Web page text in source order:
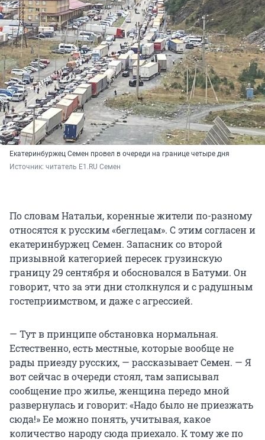
Екатеринбуржец Семен провел в очереди на границе четыре дня
Источник: читатель E1.RU Семен
По словам Натальи, коренные жители по-разному
относятся к русским «беглецам». С этим согласен и
екатеринбуржец Семен. Запасник со второй
призывной категорией пересек грузинскую
границу 29 сентября и обосновался в Батуми. Он
говорит, что за эти дни столкнулся и с радушным
гостеприимством, и даже с агрессией.
— Тут в принципе обстановка нормальная.
Естественно, есть местные, которые вообще не
рады приезду русских, — рассказывает Семен. — Я
вот сейчас в очереди стоял, там записывал
сообщение про жилье, женщина передо мной
развернулась и говорит: «Надо было не приезжать
сюда!» Ее можно понять, учитывая, какое
количество народу сюда приехало. К тому же по